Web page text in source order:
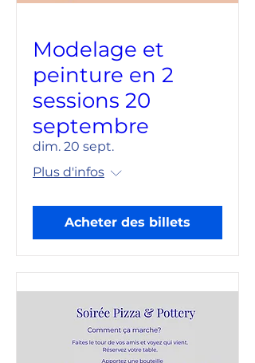
Modelage et
peinture en 2
sessions 20
septembre
dim. 20 sept.
Plus d'infos
Acheter des billets